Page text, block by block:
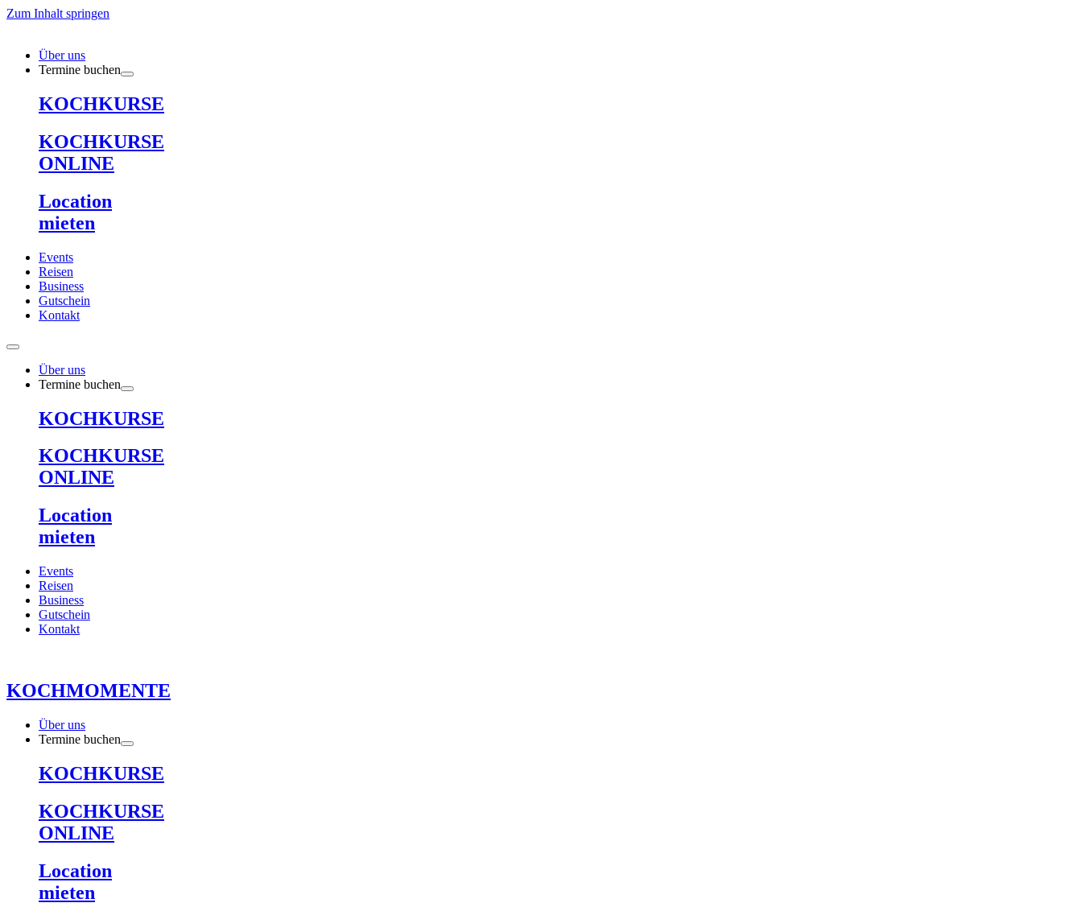
Zum Inhalt springen
Über uns
Termine buchen
KOCHKURSE
KOCHKURSE
ONLINE
Location
mieten
Events
Reisen
Business
Gutschein
Kontakt
Über uns
Termine buchen
KOCHKURSE
KOCHKURSE
ONLINE
Location
mieten
Events
Reisen
Business
Gutschein
Kontakt
KOCHMOMENTE
Über uns
Termine buchen
KOCHKURSE
KOCHKURSE
ONLINE
Location
mieten